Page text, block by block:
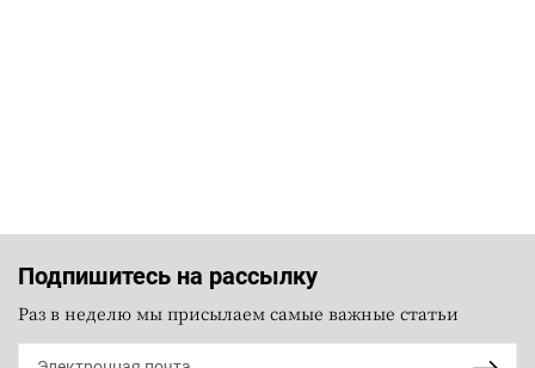
Подпишитесь на рассылку
Раз в неделю мы присылаем самые важные статьи